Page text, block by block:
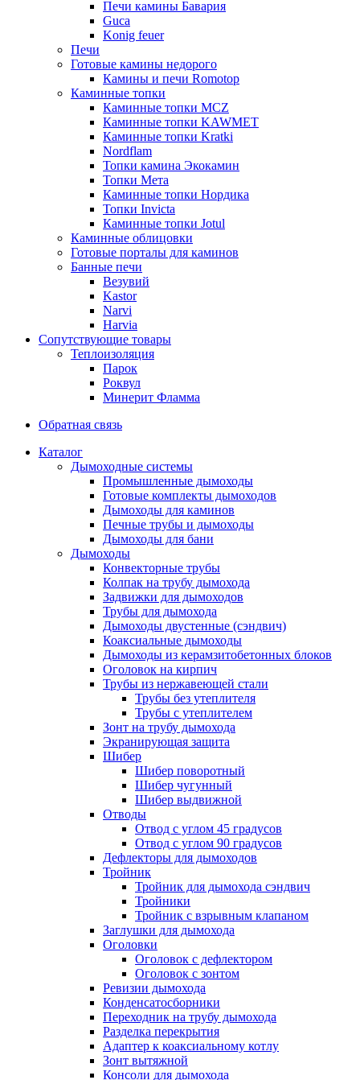
Печи камины Бавария
Guca
Konig feuer
Печи
Готовые камины недорого
Камины и печи Romotop
Каминные топки
Каминные топки MCZ
Каминные топки KAWMET
Каминные топки Kratki
Nordflam
Топки камина Экокамин
Топки Мета
Каминные топки Нордика
Топки Invicta
Каминные топки Jotul
Каминные облицовки
Готовые порталы для каминов
Банные печи
Везувий
Kastor
Narvi
Harvia
Сопутствующие товары
Теплоизоляция
Парок
Роквул
Минерит Фламма
Обратная связь
Каталог
Дымоходные системы
Промышленные дымоходы
Готовые комплекты дымоходов
Дымоходы для каминов
Печные трубы и дымоходы
Дымоходы для бани
Дымоходы
Конвекторные трубы
Колпак на трубу дымохода
Задвижки для дымоходов
Трубы для дымохода
Дымоходы двустенные (сэндвич)
Коаксиальные дымоходы
Дымоходы из керамзитобетонных блоков
Оголовок на кирпич
Трубы из нержавеющей стали
Трубы без утеплителя
Трубы с утеплителем
Зонт на трубу дымохода
Экранирующая защита
Шибер
Шибер поворотный
Шибер чугунный
Шибер выдвижной
Отводы
Отвод с углом 45 градусов
Отвод с углом 90 градусов
Дефлекторы для дымоходов
Тройник
Тройник для дымохода сэндвич
Тройники
Тройник с взрывным клапаном
Заглушки для дымохода
Оголовки
Оголовок с дефлектором
Оголовок с зонтом
Ревизии дымохода
Конденсатосборники
Переходник на трубу дымохода
Разделка перекрытия
Адаптер к коаксиальному котлу
Зонт вытяжной
Консоли для дымохода